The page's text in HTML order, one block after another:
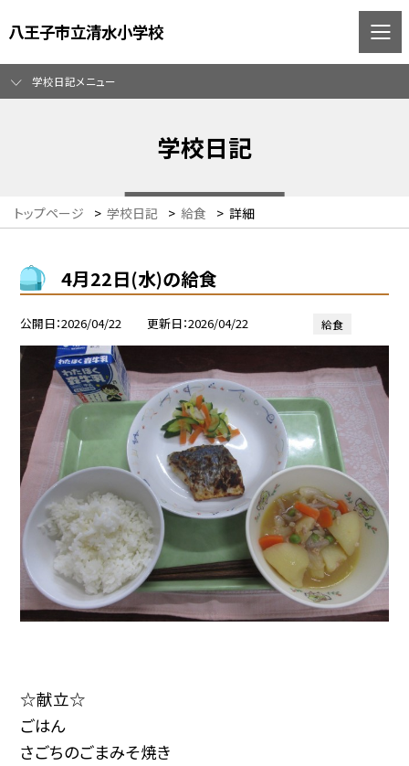
八王子市立清水小学校
学校日記メニュー
学校日記
トップページ > 学校日記 > 給食 > 詳細
4月22日(水)の給食
公開日 2026/04/22 更新日 2026/04/22 給食
☆献立☆
ごはん
さごちのごまみそ焼き